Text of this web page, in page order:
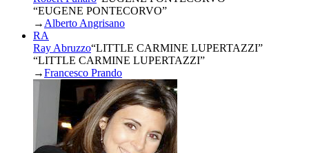
“EUGENE PONTECORVO”
→ Alberto Angrisano
RA
Ray Abruzzo“LITTLE CARMINE LUPERTAZZI”
“LITTLE CARMINE LUPERTAZZI”
→Francesco Prando